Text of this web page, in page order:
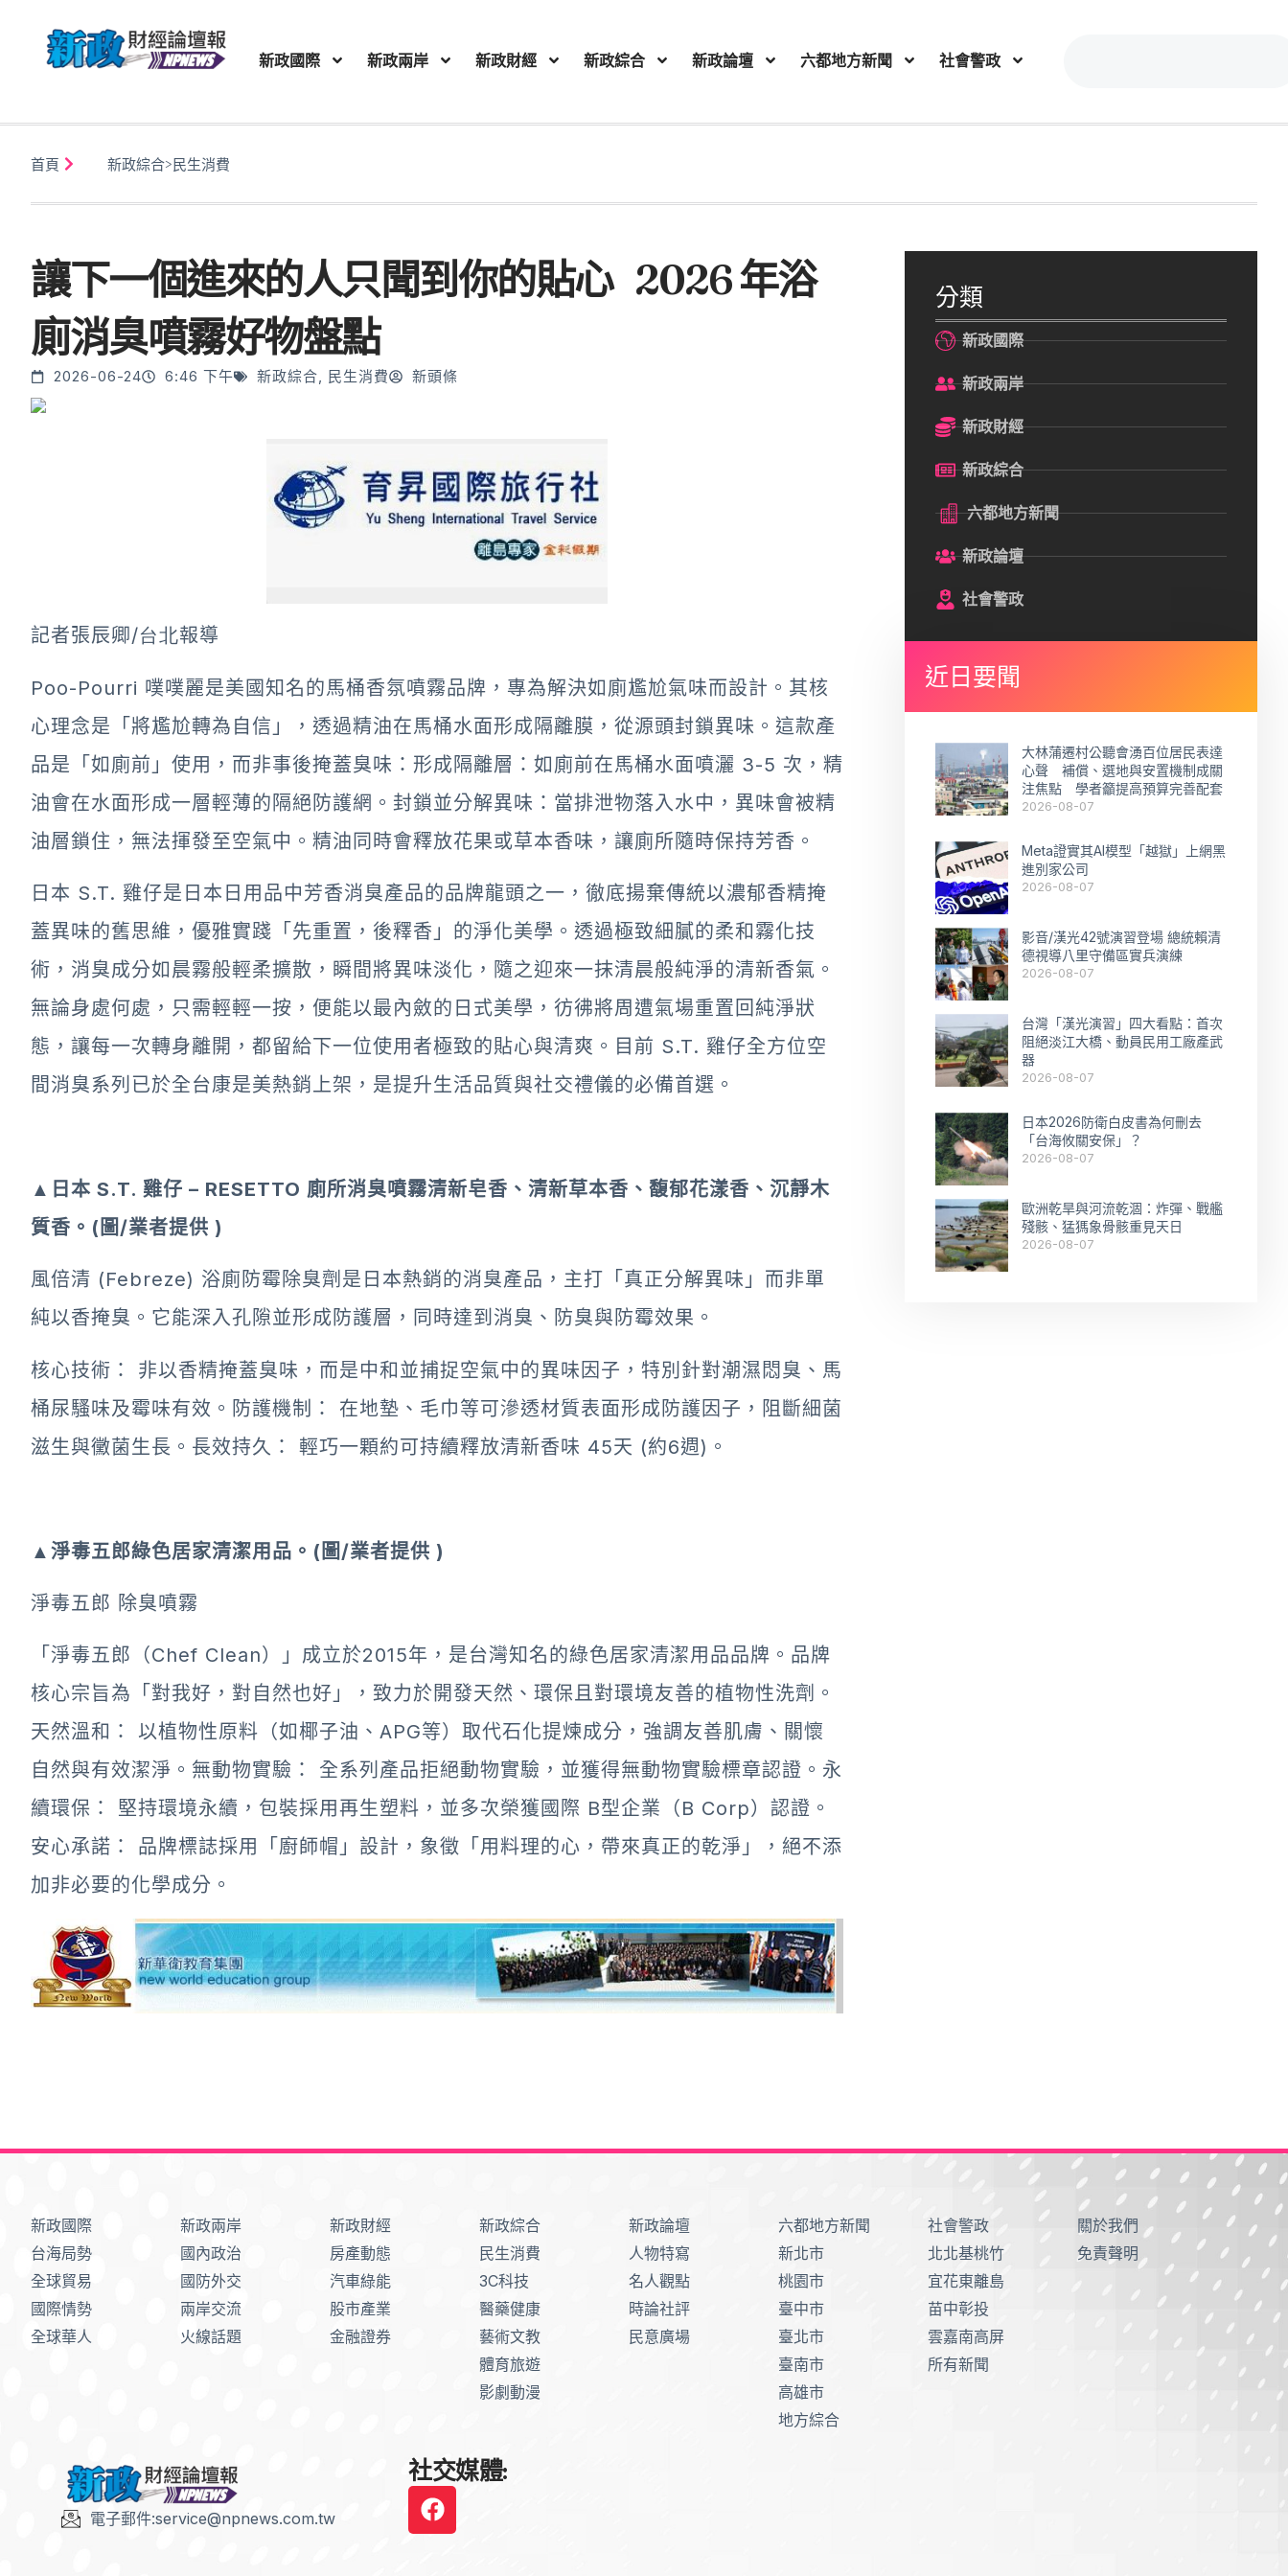
新政國際 新政兩岸 新政財經 新政綜合 新政論壇 六都地方新聞 社會警政
首頁 新政綜合>民生消費
讓下一個進來的人只聞到你的貼心 2026 年浴
廁消臭噴霧好物盤點
2026-06-24 6:46 下午 新政綜合, 民生消費 新頭條
記者張辰卿/台北報導
Poo-Pourri 噗噗麗是美國知名的馬桶香氛噴霧品牌，專為解決如廁尷尬氣味而設計。其核
心理念是「將尷尬轉為自信」，透過精油在馬桶水面形成隔離膜，從源頭封鎖異味。這款產
品是「如廁前」使用，而非事後掩蓋臭味：形成隔離層：如廁前在馬桶水面噴灑 3-5 次，精
油會在水面形成一層輕薄的隔絕防護網。封鎖並分解異味：當排泄物落入水中，異味會被精
油層鎖住，無法揮發至空氣中。精油同時會釋放花果或草本香味，讓廁所隨時保持芳香。
日本 S.T. 雞仔是日本日用品中芳香消臭產品的品牌龍頭之一，徹底揚棄傳統以濃郁香精掩
蓋異味的舊思維，優雅實踐「先重置，後釋香」的淨化美學。透過極致細膩的柔和霧化技
術，消臭成分如晨霧般輕柔擴散，瞬間將異味淡化，隨之迎來一抹清晨般純淨的清新香氣。
無論身處何處，只需輕輕一按，便能以最內斂的日式美學，彷彿將周遭氣場重置回純淨狀
態，讓每一次轉身離開，都留給下一位使用者極致的貼心與清爽。目前 S.T. 雞仔全方位空
間消臭系列已於全台康是美熱銷上架，是提升生活品質與社交禮儀的必備首選。
▲日本 S.T. 雞仔 – RESETTO 廁所消臭噴霧清新皂香、清新草本香、馥郁花漾香、沉靜木
質香。 (圖/業者提供 )
風倍清 (Febreze) 浴廁防霉除臭劑是日本熱銷的消臭產品，主打「真正分解異味」而非單
純以香掩臭。它能深入孔隙並形成防護層，同時達到消臭、防臭與防霉效果。
核心技術： 非以香精掩蓋臭味，而是中和並捕捉空氣中的異味因子，特別針對潮濕悶臭、馬
桶尿騷味及霉味有效。防護機制： 在地墊、毛巾等可滲透材質表面形成防護因子，阻斷細菌
滋生與黴菌生長。長效持久： 輕巧一顆約可持續釋放清新香味 45天 (約6週)。
▲淨毒五郎綠色居家清潔用品。 (圖/業者提供 )
淨毒五郎 除臭噴霧
「淨毒五郎（Chef Clean）」成立於2015年，是台灣知名的綠色居家清潔用品品牌。品牌
核心宗旨為「對我好，對自然也好」，致力於開發天然、環保且對環境友善的植物性洗劑。
天然溫和： 以植物性原料（如椰子油、APG等）取代石化提煉成分，強調友善肌膚、關懷
自然與有效潔淨。無動物實驗： 全系列產品拒絕動物實驗，並獲得無動物實驗標章認證。永
續環保： 堅持環境永續，包裝採用再生塑料，並多次榮獲國際 B型企業（B Corp）認證。
安心承諾： 品牌標誌採用「廚師帽」設計，象徵「用料理的心，帶來真正的乾淨」，絕不添
加非必要的化學成分。
分類
新政國際
新政兩岸
新政財經
新政綜合
六都地方新聞
新政論壇
社會警政
近日要聞
大林蒲遷村公聽會湧百位居民表達
心聲 補償、選地與安置機制成關
注焦點 學者籲提高預算完善配套
2026-08-07
Meta證實其AI模型「越獄」上網黑
進別家公司
2026-08-07
影音/漢光42號演習登場 總統賴清
德視導八里守備區實兵演練
2026-08-07
台灣「漢光演習」四大看點：首次
阻絕淡江大橋、動員民用工廠產武
器
2026-08-07
日本2026防衛白皮書為何刪去
「台海攸關安保」？
2026-08-07
歐洲乾旱與河流乾涸：炸彈、戰艦
殘骸、猛獁象骨骸重見天日
2026-08-07
新政國際
台海局勢
全球貿易
國際情勢
全球華人
新政兩岸
國內政治
國防外交
兩岸交流
火線話題
新政財經
房產動態
汽車綠能
股市產業
金融證券
新政綜合
民生消費
3C科技
醫藥健康
藝術文教
體育旅遊
影劇動漫
新政論壇
人物特寫
名人觀點
時論社評
民意廣場
六都地方新聞
新北市
桃園市
臺中市
臺北市
臺南市
高雄市
地方綜合
社會警政
北北基桃竹
宜花東離島
苗中彰投
雲嘉南高屏
所有新聞
關於我們
免責聲明
電子郵件:service@npnews.com.tw
社交媒體: